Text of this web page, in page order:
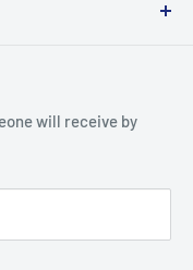
settings.
will receive by